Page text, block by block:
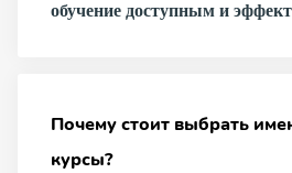
обучение доступным и
Почему стоит выбрать
курсы?